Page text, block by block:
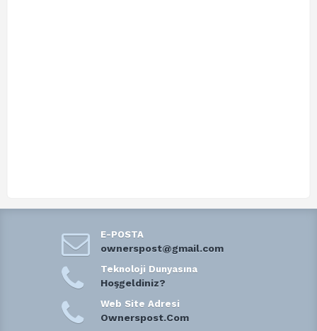
E-POSTA
ownerspost@gmail.com
Teknoloji Dunyasına
Hoşgeldiniz?
Web Site Adresi
Ownerspost.Com